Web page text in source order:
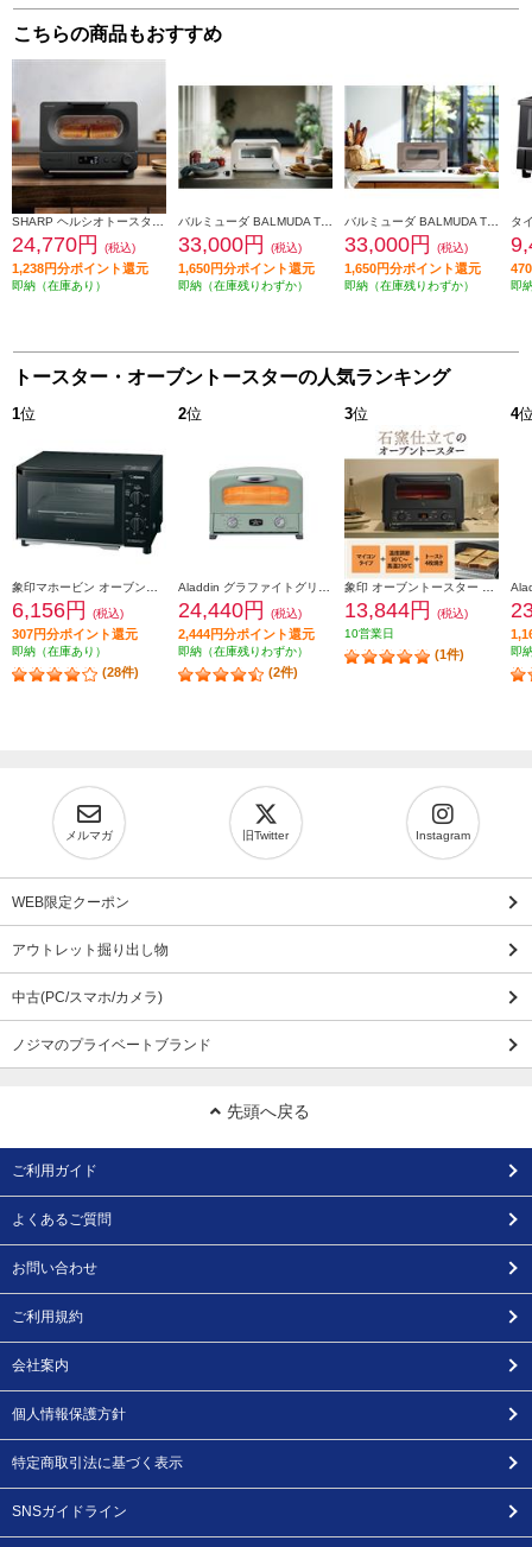
こちらの商品もおすすめ
24,770円 (税込)
1,238円分ポイント還元
即納（在庫あり）
33,000円 (税込)
1,650円分ポイント還元
即納（在庫残りわずか）
33,000円 (税込)
1,650円分ポイント還元
即納（在庫残りわずか） 即
トースター・オーブントースターの人気ランキング
1位
6,156円 (税込)
307円分ポイント還元
即納（在庫あり）
(28件)
2位
24,440円 (税込)
2,444円分ポイント還元
即納（在庫残りわずか）
(2件)
3位
13,844円
(税込)
10営業日
(1件)
4
即
メルマガ 旧Twitter Instagram
WEB限定クーポン
アウトレット掘り出し物
中古(PC/スマホ/カメラ)
ノジマのプライベートブランド
先頭へ戻る
ご利用ガイド
よくあるご質問
お問い合わせ
ご利用規約
会社案内
個人情報保護方針
特定商取引法に基づく表示
SNSガイドライン